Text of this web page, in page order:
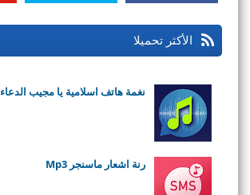
الأكثر تحميلا
نغمة هاتف اسلامية يا مجيب الدعاء
رنة اشعار ماسنجر Mp3